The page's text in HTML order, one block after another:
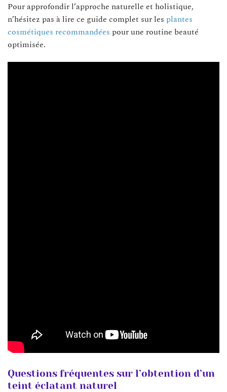
Pour approfondir l’approche naturelle et holistique,
n’hésitez pas à lire ce guide complet sur les plantes
cosmétiques recommandées pour une routine beauté
optimisée.
Questions fréquentes sur l’obtention d’un
teint éclatant naturel